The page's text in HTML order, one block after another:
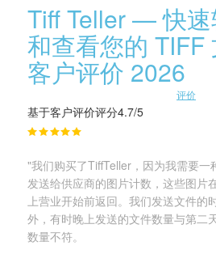
Tiff Teller — 快
和查看您的 TIFF
客户评价 2026
评价
基于客户评价评分4.7/5
"我们购买了TiffTeller，因为我需要一
发送给供应商的图片计数，这些图片
上营业开始前返回。我们发送文件的
外，有时晚上发送的文件数量与第二
数量不符。